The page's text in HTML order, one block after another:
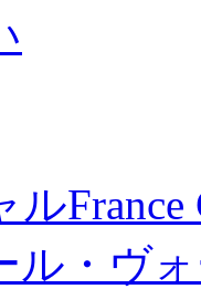
ルFrance
ル・ヴ